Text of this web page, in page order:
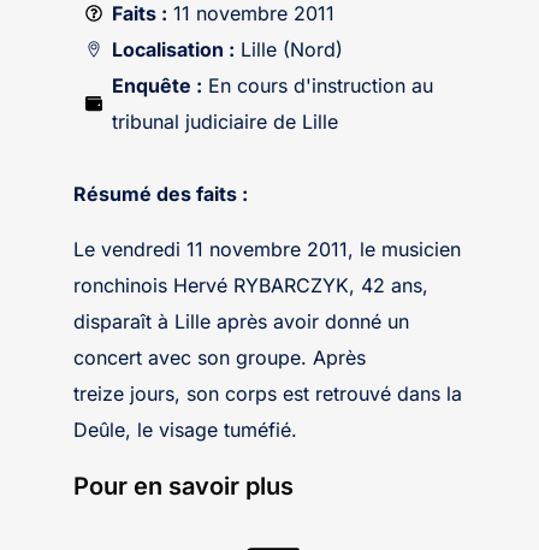
Faits : 11 novembre 2011
Localisation : Lille (Nord)
Enquête : En cours d'instruction au
tribunal judiciaire de Lille
Résumé des faits :
Le vendredi 11 novembre 2011, le musicien
ronchinois Hervé RYBARCZYK, 42 ans,
disparaît à Lille après avoir donné un
concert avec son groupe. Après
treize jours, son corps est retrouvé dans la
Deûle, le visage tuméfié.
Pour en savoir plus